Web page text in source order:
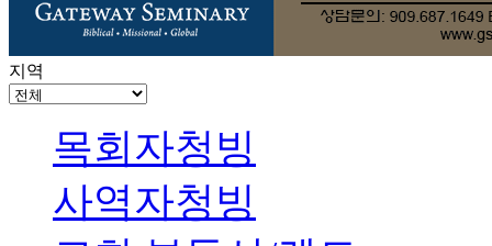
지역
목회자청빙
사역자청빙